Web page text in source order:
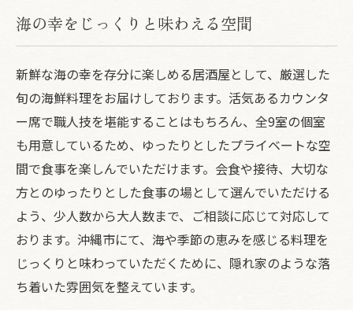
海の幸をじっくりと味わえる空間
新鮮な海の幸を存分に楽しめる居酒屋として、厳選した
旬の海鮮料理をお届けしております。活気あるカウンタ
ー席で職人技を堪能することはもちろん、全9室の個室
も用意しているため、ゆったりとしたプライベートな空
間で食事を楽しんでいただけます。会食や接待、大切な
方とのゆったりとした食事の場として選んでいただける
よう、少人数から大人数まで、ご相談に応じて対応して
おります。沖縄市にて、海や季節の恵みを感じる料理を
じっくりと味わっていただくために、隠れ家のような落
ち着いた雰囲気を整えています。